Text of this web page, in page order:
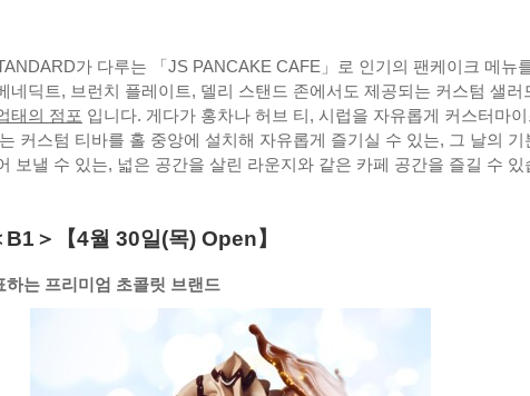
가 다루는 「JS PANCAKE CAFE」로 인기의 팬케이크 메뉴
네딕트, 브런치 플레이트, 델리 스탠드 존에서도 제공되는 커스텀 샐러
태의 점포 입니다. 게다가 홍차나 허브 티, 시럽을 자유롭게 커스터마이
커스텀 티바를 홀 중앙에 설치해 자유롭게 즐기실 수 있는, 그 날의 기
보낼 수 있는, 넓은 공간을 살린 라운지와 같은 카페 공간을 즐길 수 있
＞【4월 30일(목) Open】
하는 프리미엄 초콜릿 브랜드